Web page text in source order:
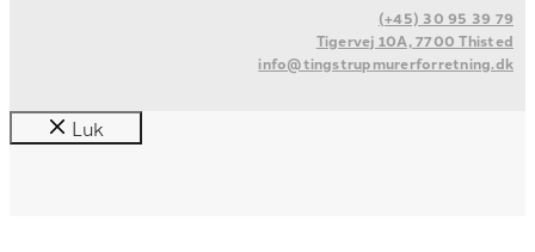
(+45) 30 95 39 79
Tigervej 10A, 7700 Thisted
info@tingstrupmurerforretning.dk
Luk